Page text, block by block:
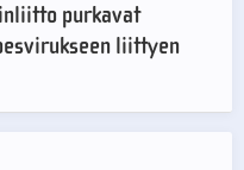
purkavat
liittyen